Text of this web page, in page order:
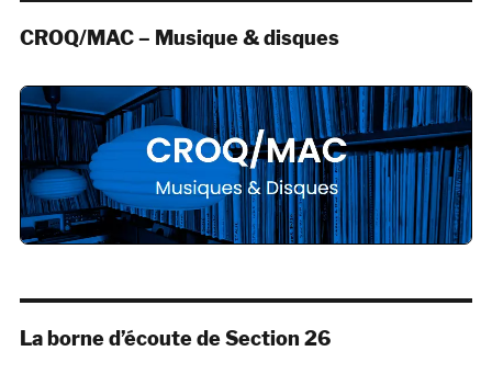
CROQ/MAC – Musique & disques
La borne d’écoute de Section 26